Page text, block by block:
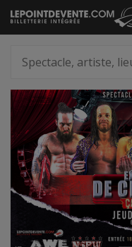
Passer
au
artiste,
lieu...